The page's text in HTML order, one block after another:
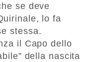
se deve
lo fa
stessa.
il Capo dello
della nascita